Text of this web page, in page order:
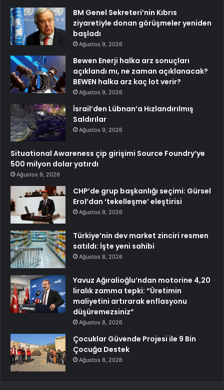
BM Genel Sekreteri’nin Kıbrıs
ziyaretiyle donan görüşmeler yeniden
başladı
Ağustos 9, 2026
Bewen Enerji halka arz sonuçları
açıklandı mı, ne zaman açıklanacak?
BEWEN halka arz kaç lot verir?
Ağustos 9, 2026
İsrail’den Lübnan’a Hızlandırılmış
Saldırılar
Ağustos 9, 2026
Situational Awareness çip girişimi Source Foundry’ye
500 milyon dolar yatırdı
Ağustos 9, 2026
CHP’de grup başkanlığı seçimi: Gürsel
Erol’dan ‘tekelleşme’ eleştirisi
Ağustos 9, 2026
Türkiye’nin dev market zinciri resmen
satıldı: İşte yeni sahibi
Ağustos 8, 2026
Yavuz Ağıralioğlu’ndan motorine 4,20
liralık zamma tepki: “Üretimin
maliyetini artırarak enflasyonu
düşüremezsiniz”
Ağustos 8, 2026
Çocuklar Güvende Projesi ile 9 Bin
Çocuğa Destek
Ağustos 8, 2026